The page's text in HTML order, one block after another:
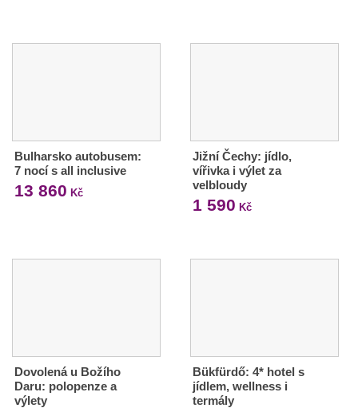
Bulharsko autobusem:
7 nocí s all inclusive
13 860 Kč
Jižní Čechy: jídlo,
vířivka i výlet za
velbloudy
1 590 Kč
Dovolená u Božího
Daru: polopenze a
výlety
Bükfürdő: 4* hotel s
jídlem, wellness i
termály